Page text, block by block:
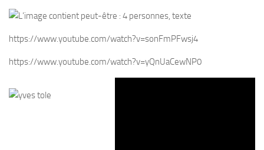
https://www.youtube.com/watch?v=sonFmPFwsj4
https://www.youtube.com/watch?v=yQnUaCewNP0